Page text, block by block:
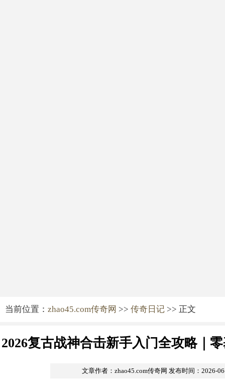
当前位置： zhao45.com传奇网 >> 传奇日记 >> 正文
2026复古战神合击新手入门全攻略｜
升级技巧与避坑指
文章作者：zhao45.com传奇网 发布时间：2026-